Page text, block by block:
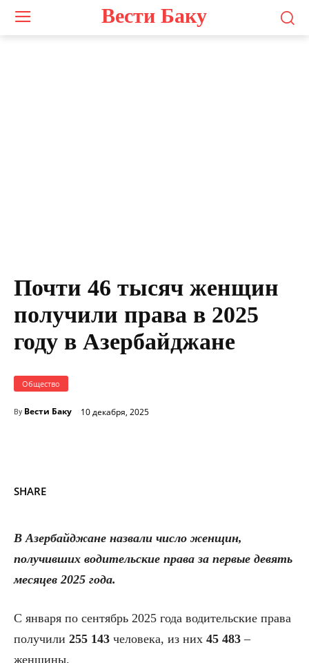
Вести Баку
Почти 46 тысяч женщин
получили права в 2025
году в Азербайджане
Общество
By Вести Баку 10 декабря, 2025
SHARE
В Азербайджане назвали число женщин,
получивших водительские права за первые девять
месяцев 2025 года.
С января по сентябрь 2025 года водительские права
получили 255 143 человека, из них 45 483 –
женщины.